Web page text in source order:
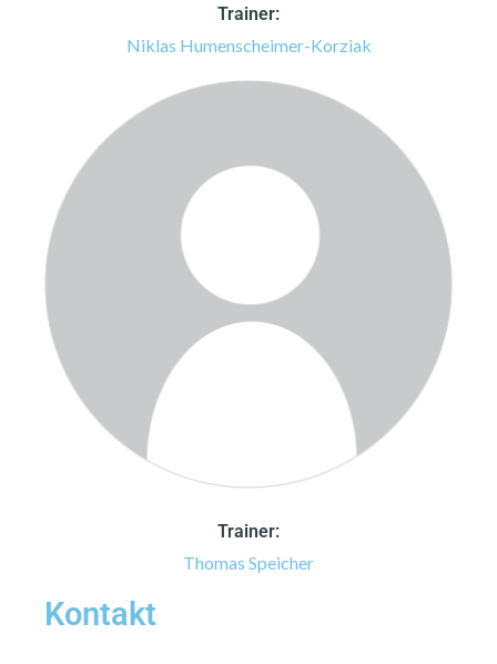
Trainer:
Niklas Humenscheimer-Korziak
Trainer:
Thomas Speicher
Kontakt